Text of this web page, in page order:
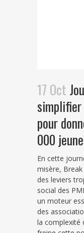
17 Oct
simplifier
pour
000
En cette
misère, Break
des leviers
social des
un moteur
des
la complexité